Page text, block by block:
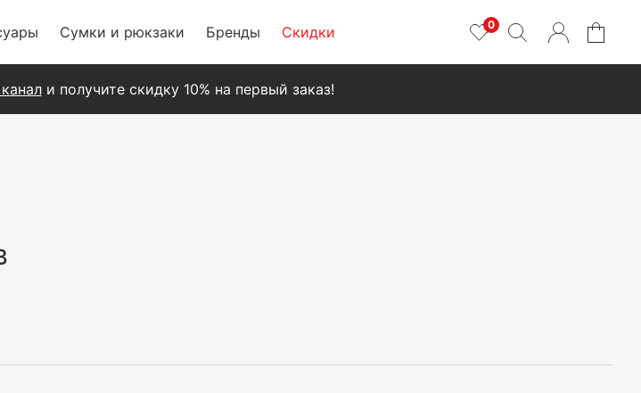
0
Сумки и рюкзаки Бренды Скидки
и получите скидку 10% на первый заказ!